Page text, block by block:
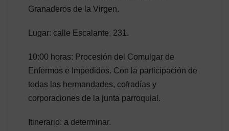
Granaderos de la Virgen.
Lugar: calle Escalante, 231.
10:00 horas: Procesión del Comulgar de
Enfermos e Impedidos. Con la participación de
todas las hermandades, cofradías y
corporaciones de la junta parroquial.
Itinerario: a determinar.